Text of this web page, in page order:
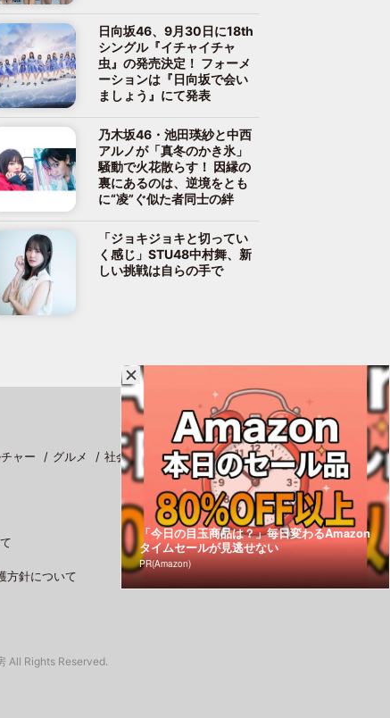
日向坂46、9月30日に18th
シングル『イチャイチャ
虫』の発売決定！ フォーメ
ーションは『日向坂で会い
ましょう』にて発表
乃木坂46・池田瑛紗と中西
アルノが「真冬のかき氷」
騒動で火花散らす！ 因縁の
裏にあるのは、逆境をとも
に“凌”ぐ似た者同士の絆
「ジョキジョキと切ってい
く感じ」STU48中村舞、新
しい挑戦は自らの手で
ャー グルメ 社会
スポーツ
方針について
All Rights Reserved.
「今日の目玉商品は？」毎日変わるAmazon
タイムセールが見逃せない
PR(Amazon)